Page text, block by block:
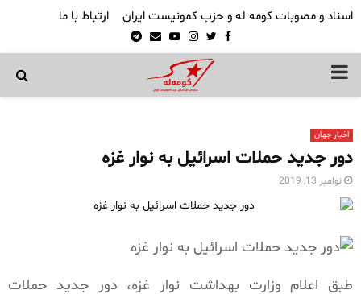
اسناد و مصوبات کومه له و حزب کمونیست ایران ارتباط با ما
Facebook
Twitter
Instagram
Youtube
Email
Telegram
PRIMARY
اخبار جهان
دور جدید حملات اسرائیل به نوار غزه
نوامبر 13, 2019
طبق اعلام وزارت بهداشت نوار غزه، دور جدید حملات